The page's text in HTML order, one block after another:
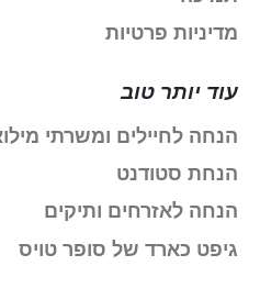
מדיניות פרטיות
עוד יותר טוב
הנחה לחיילים ומשרתי
הנחת סטודנט
הנחה לאזרחים ותיקים
גיפט כארד של סופר טויס